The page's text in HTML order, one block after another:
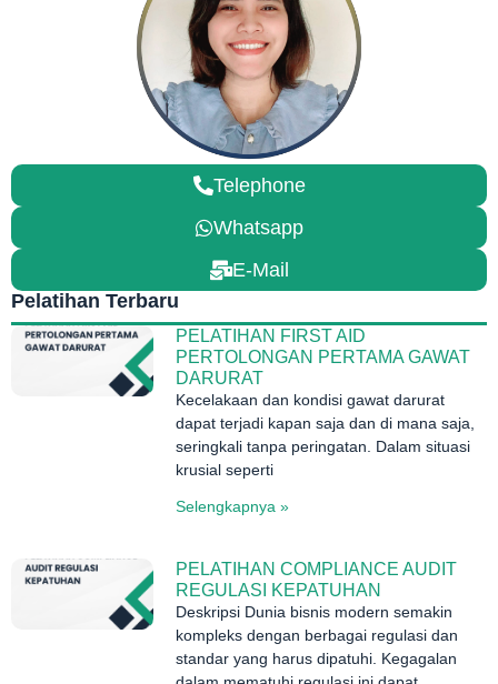
Telephone
Whatsapp
E-Mail
Pelatihan Terbaru
PELATIHAN FIRST AID
PERTOLONGAN PERTAMA GAWAT
DARURAT
Kecelakaan dan kondisi gawat darurat
dapat terjadi kapan saja dan di mana saja,
seringkali tanpa peringatan. Dalam situasi
krusial seperti
Selengkapnya »
PELATIHAN COMPLIANCE AUDIT
REGULASI KEPATUHAN
Deskripsi Dunia bisnis modern semakin
kompleks dengan berbagai regulasi dan
standar yang harus dipatuhi. Kegagalan